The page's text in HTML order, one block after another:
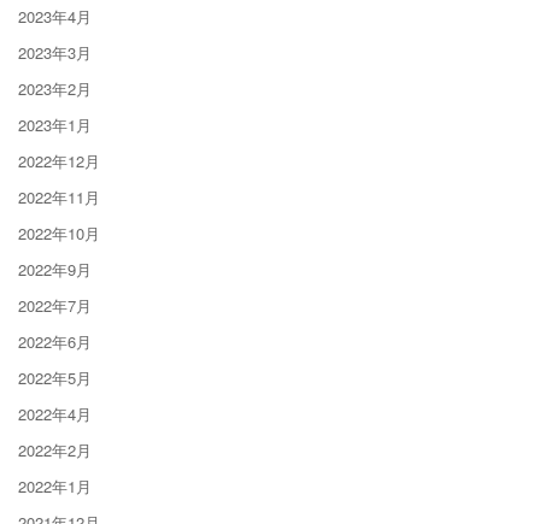
2023年4月
2023年3月
2023年2月
2023年1月
2022年12月
2022年11月
2022年10月
2022年9月
2022年7月
2022年6月
2022年5月
2022年4月
2022年2月
2022年1月